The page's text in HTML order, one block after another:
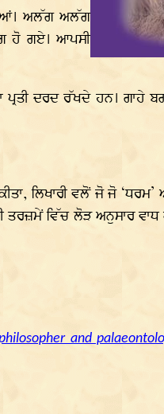
ਅਲੱਗ ਅਲੱਗ
ਹੋ ਗਏ। ਆਪਸੀ
ਦਰਦ ਰੱਖਦੇ ਹਨ। ਗਾਹੇ
ਲਿਖਾਰੀ ਵਲੋਂ ਜੋ ਜੋ
ਤਰਜ਼ਮੇਂ ਵਿੱਚ ਲੋੜ ਅਨੁਸਾਰ
and